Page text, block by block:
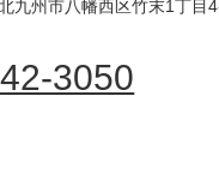
九州市八幡西区竹末1丁目
3050